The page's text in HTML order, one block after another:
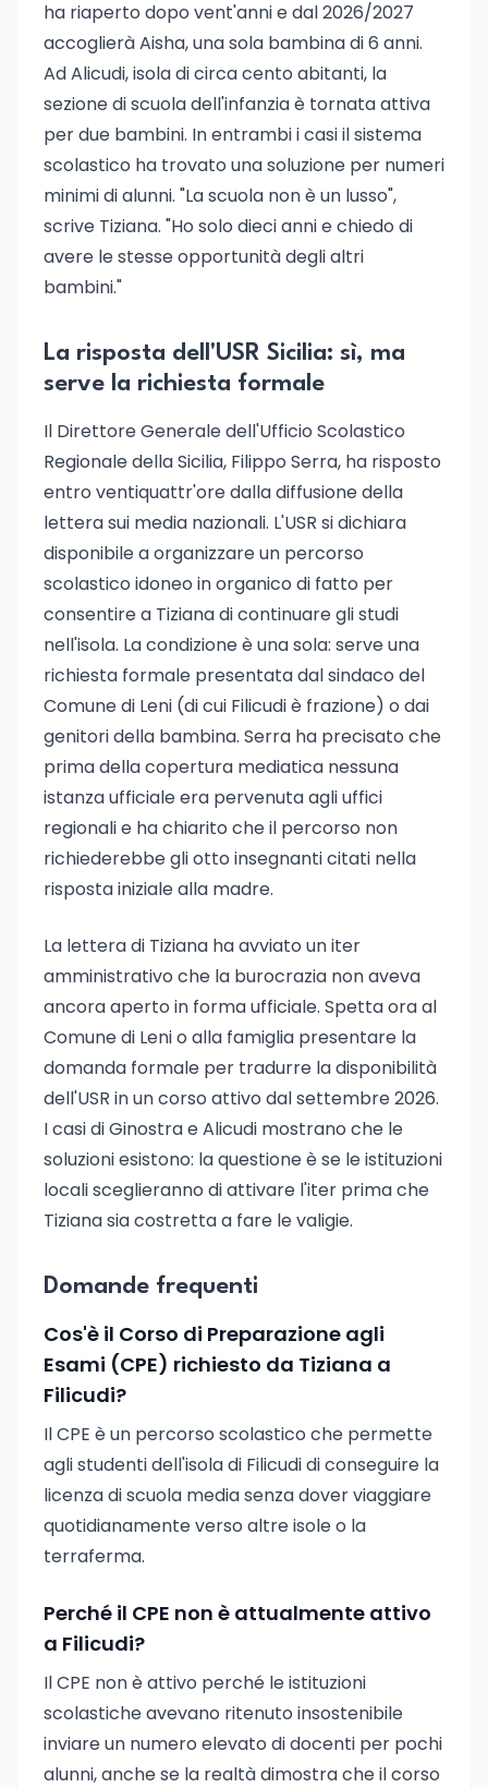
ha riaperto dopo vent'anni e dal 2026/2027
accoglierà Aisha, una sola bambina di 6 anni.
Ad Alicudi, isola di circa cento abitanti, la
sezione di scuola dell'infanzia è tornata attiva
per due bambini. In entrambi i casi il sistema
scolastico ha trovato una soluzione per numeri
minimi di alunni. "La scuola non è un lusso",
scrive Tiziana. "Ho solo dieci anni e chiedo di
avere le stesse opportunità degli altri
bambini."
La risposta dell'USR Sicilia: sì, ma
serve la richiesta formale
Il Direttore Generale dell'Ufficio Scolastico
Regionale della Sicilia, Filippo Serra, ha risposto
entro ventiquattr'ore dalla diffusione della
lettera sui media nazionali. L'USR si dichiara
disponibile a organizzare un percorso
scolastico idoneo in organico di fatto per
consentire a Tiziana di continuare gli studi
nell'isola. La condizione è una sola: serve una
richiesta formale presentata dal sindaco del
Comune di Leni (di cui Filicudi è frazione) o dai
genitori della bambina. Serra ha precisato che
prima della copertura mediatica nessuna
istanza ufficiale era pervenuta agli uffici
regionali e ha chiarito che il percorso non
richiederebbe gli otto insegnanti citati nella
risposta iniziale alla madre.
La lettera di Tiziana ha avviato un iter
amministrativo che la burocrazia non aveva
ancora aperto in forma ufficiale. Spetta ora al
Comune di Leni o alla famiglia presentare la
domanda formale per tradurre la disponibilità
dell'USR in un corso attivo dal settembre 2026.
I casi di Ginostra e Alicudi mostrano che le
soluzioni esistono: la questione è se le istituzioni
locali sceglieranno di attivare l'iter prima che
Tiziana sia costretta a fare le valigie.
Domande frequenti
Cos'è il Corso di Preparazione agli
Esami (CPE) richiesto da Tiziana a
Filicudi?
Il CPE è un percorso scolastico che permette
agli studenti dell'isola di Filicudi di conseguire la
licenza di scuola media senza dover viaggiare
quotidianamente verso altre isole o la
terraferma.
Perché il CPE non è attualmente attivo
a Filicudi?
Il CPE non è attivo perché le istituzioni
scolastiche avevano ritenuto insostenibile
inviare un numero elevato di docenti per pochi
alunni, anche se la realtà dimostra che il corso